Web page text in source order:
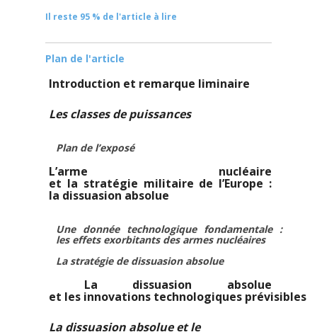
Il reste 95 % de l'article à lire
Plan de l'article
Introduction et remarque liminaire
Les classes de puissances
Plan de l’exposé
L’arme nucléaire
et la stratégie militaire de l’Europe :
la dissuasion absolue
Une donnée technologique fondamentale :
les effets exorbitants des armes nucléaires
La stratégie de dissuasion absolue
La dissuasion absolue
et les innovations technologiques prévisibles
La dissuasion absolue et le